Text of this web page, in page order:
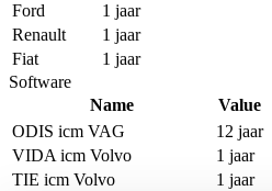
Ford
1 jaar
Renault
1 jaar
Fiat
1 jaar
Software
Name
Value
ODIS icm VAG
12 jaar
VIDA icm Volvo
1 jaar
TIE icm Volvo
1 jaar